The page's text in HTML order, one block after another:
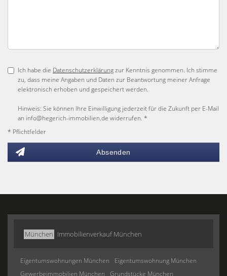
Ich habe die Datenschutzerklärungzur Kenntnis genommen. Ich stimme
zu, dass meine Angaben und Daten zur Beantwortung meiner Anfrage
elektronisch erhoben und gespeichert werden.
Hinweis: Sie können Ihre Einwilligung jederzeit für die Zukunft per E-Mail
an info@hegerich-immobilien.de widerrufen. *
* Pflichtfelder
Absenden
München Immobilienverkauf München
Eigentumswohnungen München
Eigentumswohnung München
Gewerbeimmobilien München
Grundstücke München